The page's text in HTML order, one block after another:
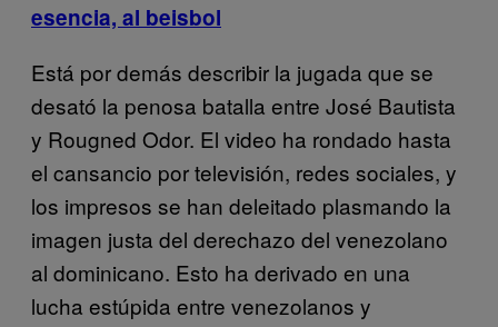
esencia, al beisbol
Está por demás describir la jugada que se
desató la penosa batalla entre José Bautista
y Rougned Odor. El video ha rondado hasta
el cansancio por televisión, redes sociales, y
los impresos se han deleitado plasmando la
imagen justa del derechazo del venezolano
al dominicano. Esto ha derivado en una
lucha estúpida entre venezolanos y